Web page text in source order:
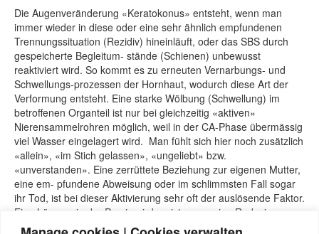
Die Augenveränderung «Keratokonus» entsteht, wenn man
immer wieder in diese oder eine sehr ähnlich empfundenen
Trennungssituation (Rezidiv) hineinläuft, oder das SBS durch
gespeicherte Begleitum- stände (Schienen) unbewusst
reaktiviert wird. So kommt es zu erneuten Vernarbungs- und
Schwellungs-prozessen der Hornhaut, wodurch diese Art der
Verformung entsteht. Eine starke Wölbung (Schwellung) im
betroffenen Organteil ist nur bei gleichzeitig «aktiven»
Nierensammelrohren möglich, weil in der CA-Phase übermässig
viel Wasser eingelagert wird. Man fühlt sich hier noch zusätzlich
«allein», «im Stich gelassen», «ungeliebt» bzw.
«unverstanden». Eine zerrüttete Beziehung zur eigenen Mutter,
eine em- pfundene Abweisung oder im schlimmsten Fall sogar
ihr Tod, ist bei dieser Aktivierung sehr oft der auslösende Faktor.
Eine Lösung, in der Praxis wird meist «nur» eine Reduzierung
der Konfliktintensität erreicht, dieses uralten Nieren-SBS führt